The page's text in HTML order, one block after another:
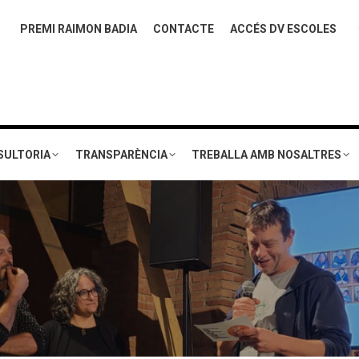
PREMI RAIMON BADIA CONTACTE ACCÉS DV ESCOLES
TRANSPARÈNCIA TREBALLA AMB NOSALTRES